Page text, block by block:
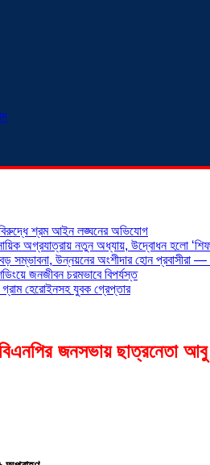
বিরুদ্ধে শ্রম আইন লঙ্ঘনের অভিযোগ
অগ্রযাত্রায় নতুন অধ্যায়, উদ্বোধন হলো ‘শিফা
বড় সম্ভাবনা, উন্নয়নের অংশীদার হোন প্রবাসীরা
জনজীবন চরমভাবে বিপর্যস্ত
গ্রাম হেরোইনসহ যুবক গ্রেপ্তার
বিএনপির জনসভায় ছাত্রনেতা